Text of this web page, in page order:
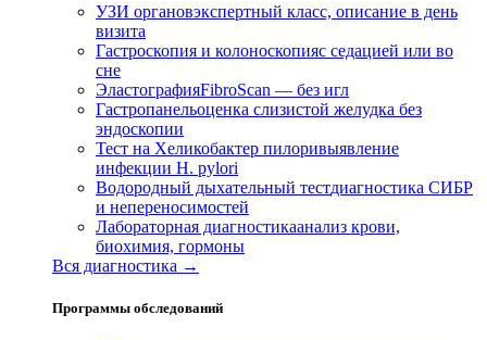
УЗИ органовэкспертный класс, описание в день
визита
Гастроскопия и колоноскопияс седацией или во
сне
ЭластографияFibroScan — без игл
Гастропанельоценка слизистой желудка без
эндоскопии
Тест на Хеликобактер пилоривыявление
инфекции H. pylori
Водородный дыхательный тестдиагностика СИБР
и непереносимостей
Лабораторная диагностикаанализ крови,
биохимия, гормоны
Вся диагностика →
Программы обследований